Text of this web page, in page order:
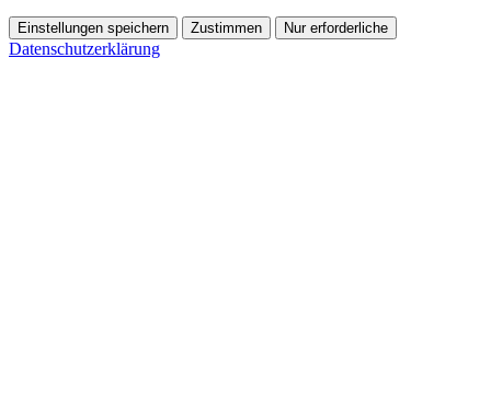
Einstellungen speichern Zustimmen Nur erforderliche
Datenschutzerklärung